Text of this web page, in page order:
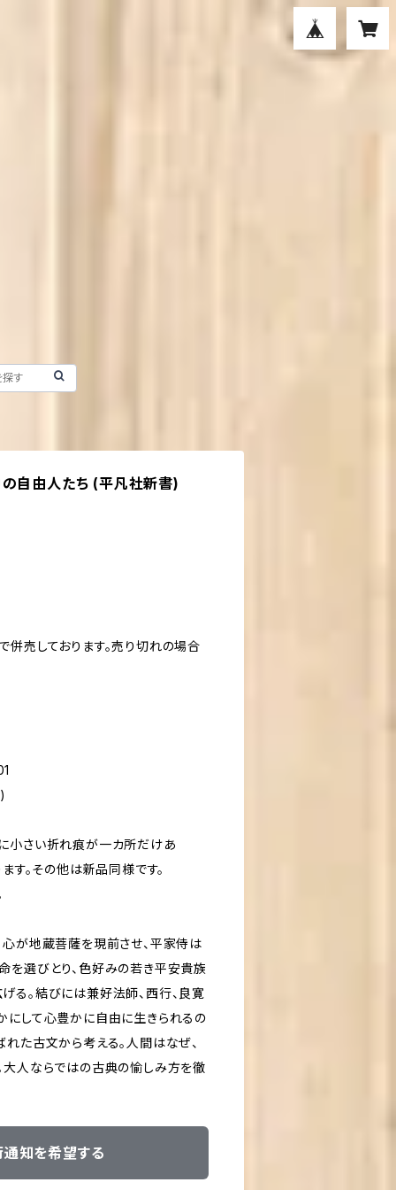
自由人たち (平凡社新書)
売しております。売り切れの場合
小さい折れ痕が一カ所だけあ
す。その他は新品同様です。
が地蔵菩薩を現前させ、平家侍は
を選びとり、色好みの若き平安貴族
る。結びには兼好法師、西行、良寛
にして心豊かに自由に生きられるの
た古文から考える。人間はなぜ、
大人ならではの古典の愉しみ方を徹
知を希望する